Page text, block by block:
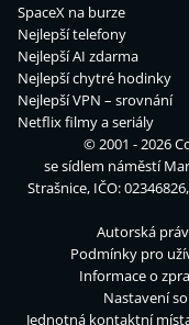
SpaceX na burze
Nejlepší telefony
Nejlepší AI zdarma
Nejlepší chytré hodinky
Nejlepší VPN – srovnání
Netflix filmy a seriály
© 2001 - 2026
se sídlem náměstí
Strašnice, IČO:
Autorská
Podmínky pro
Informace o
Nastavení
Jednotná kontaktní